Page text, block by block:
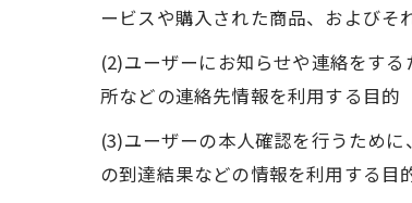
ービスや購入された商品、およびそ
(2)ユーザーにお知らせや連絡をす
所などの連絡先情報を利用する目的
(3)ユーザーの本人確認を行うため
の到達結果などの情報を利用する目